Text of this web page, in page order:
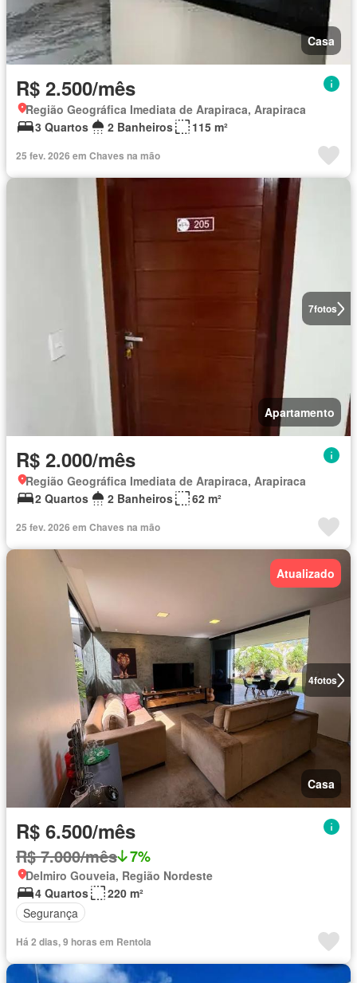
Casa
R$ 2.500/mês
Região Geográfica Imediata de Arapiraca, Arapiraca
3 Quartos
2 Banheiros 115 m²
25 fev. 2026 em Chaves na mão
7fotos
Apartamento
R$ 2.000/mês
Região Geográfica Imediata de Arapiraca, Arapiraca
2 Quartos
2 Banheiros 62 m²
25 fev. 2026 em Chaves na mão
4fotos
Atualizado
Casa
R$ 6.500/mês
R$ 7.000/mês 7%
Delmiro Gouveia, Região Nordeste
4 Quartos
220 m²
Segurança
Há 2 dias, 9 horas em Rentola